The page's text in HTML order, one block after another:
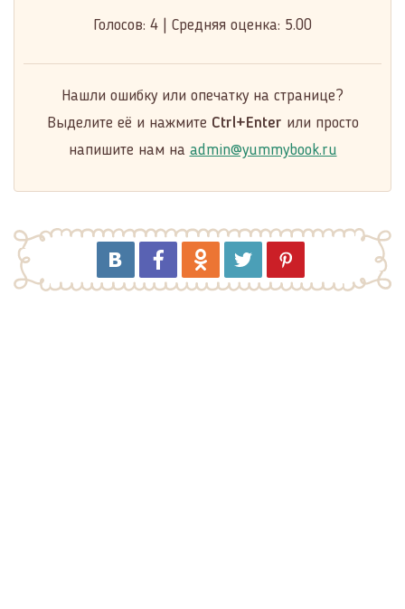
Голосов: 4 Средняя оценка: 5.00
Нашли ошибку или опечатку на странице?
Выделите её и нажмите Ctrl+Enter или просто
напишите нам на admin@yummybook.ru